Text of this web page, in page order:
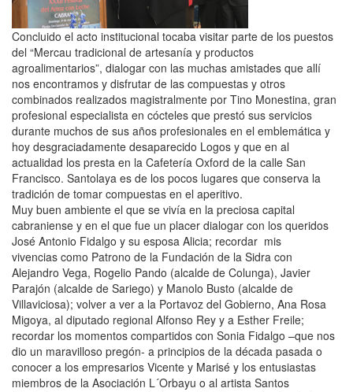
Concluido el acto institucional tocaba visitar parte de los puestos
del “Mercau tradicional de artesanía y productos
agroalimentarios”, dialogar con las muchas amistades que allí
nos encontramos y disfrutar de las compuestas y otros
combinados realizados magistralmente por Tino Monestina, gran
profesional especialista en cócteles que prestó sus servicios
durante muchos de sus años profesionales en el emblemática y
hoy desgraciadamente desaparecido Logos y que en al
actualidad los presta en la Cafetería Oxford de la calle San
Francisco. Santolaya es de los pocos lugares que conserva la
tradición de tomar compuestas en el aperitivo.
Muy buen ambiente el que se vivía en la preciosa capital
cabraniense y en el que fue un placer dialogar con los queridos
José Antonio Fidalgo y su esposa Alicia; recordar mis
vivencias como Patrono de la Fundación de la Sidra con
Alejandro Vega, Rogelio Pando (alcalde de Colunga), Javier
Parajón (alcalde de Sariego) y Manolo Busto (alcalde de
Villaviciosa); volver a ver a la Portavoz del Gobierno, Ana Rosa
Migoya, al diputado regional Alfonso Rey y a Esther Freile;
recordar los momentos compartidos con Sonia Fidalgo –que nos
dio un maravilloso pregón- a principios de la década pasada o
conocer a los empresarios Vicente y Marisé y los entusiastas
miembros de la Asociación L´Orbayu o al artista Santos